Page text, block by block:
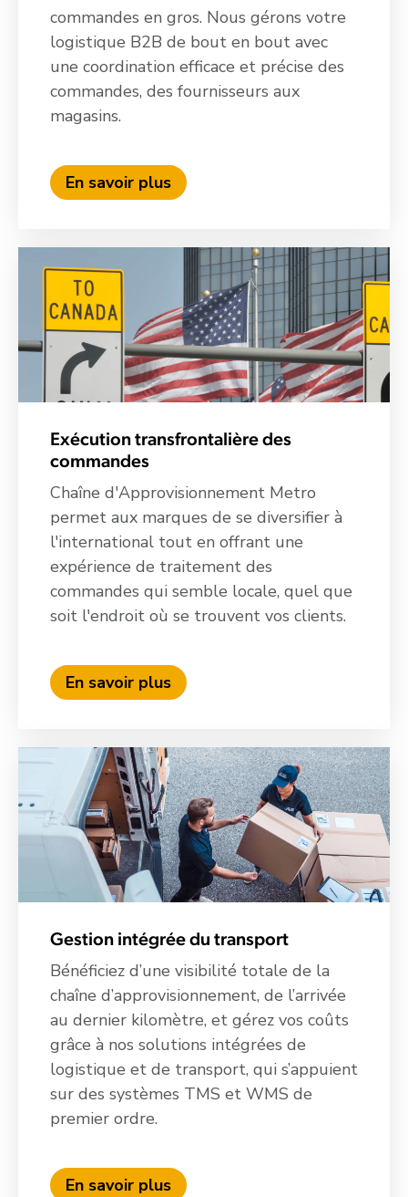
commandes en gros. Nous gérons votre
logistique B2B de bout en bout avec
une coordination efficace et précise des
commandes, des fournisseurs aux
magasins.
En savoir plus
Exécution transfrontalière des
commandes
Chaîne d'Approvisionnement Metro
permet aux marques de se diversifier à
l'international tout en offrant une
expérience de traitement des
commandes qui semble locale, quel que
soit l'endroit où se trouvent vos clients.
En savoir plus
Gestion intégrée du transport
Bénéficiez d’une visibilité totale de la
chaîne d’approvisionnement, de l’arrivée
au dernier kilomètre, et gérez vos coûts
grâce à nos solutions intégrées de
logistique et de transport, qui s’appuient
sur des systèmes TMS et WMS de
premier ordre.
En savoir plus